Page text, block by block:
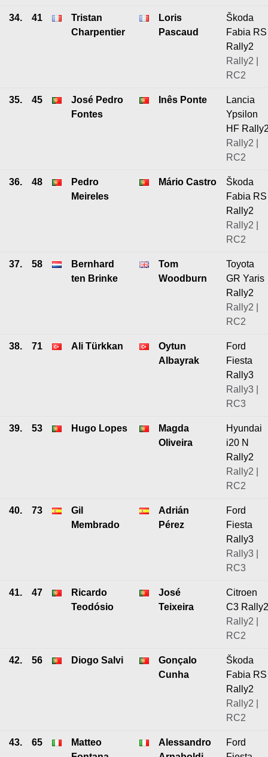
34. 41
Tristan
Charpentier
Loris
Pascaud
Škoda
Fabia RS
Rally2
Rally2 |
RC2
35. 45
José Pedro
Fontes
Inês Ponte
Lancia
Ypsilon
HF
Rally2 |
RC2
36. 48
Pedro
Meireles
Mário Castro
Škoda
Fabia RS
Rally2
Rally2 |
RC2
37. 58
Bernhard
ten Brinke
Tom
Woodburn
Toyota
GR Yaris
Rally2
Rally2 |
RC2
38. 71 Ali Türkkan
Oytun
Albayrak
Ford
Fiesta
Rally3
Rally3 |
RC3
39. 53 Hugo Lopes
Magda
Oliveira
Hyundai
i20 N
Rally2
Rally2 |
RC2
40. 73
Gil
Membrado
Adrián
Pérez
Ford
Fiesta
Rally3
Rally3 |
RC3
41. 47
Ricardo
Teodósio
José
Teixeira
Citroen
C3 Rally2
Rally2 |
RC2
42. 56 Diogo Salvi
Gonçalo
Cunha
Škoda
Fabia RS
Rally2
Rally2 |
RC2
43. 65
Matteo
Alessandro
Ford